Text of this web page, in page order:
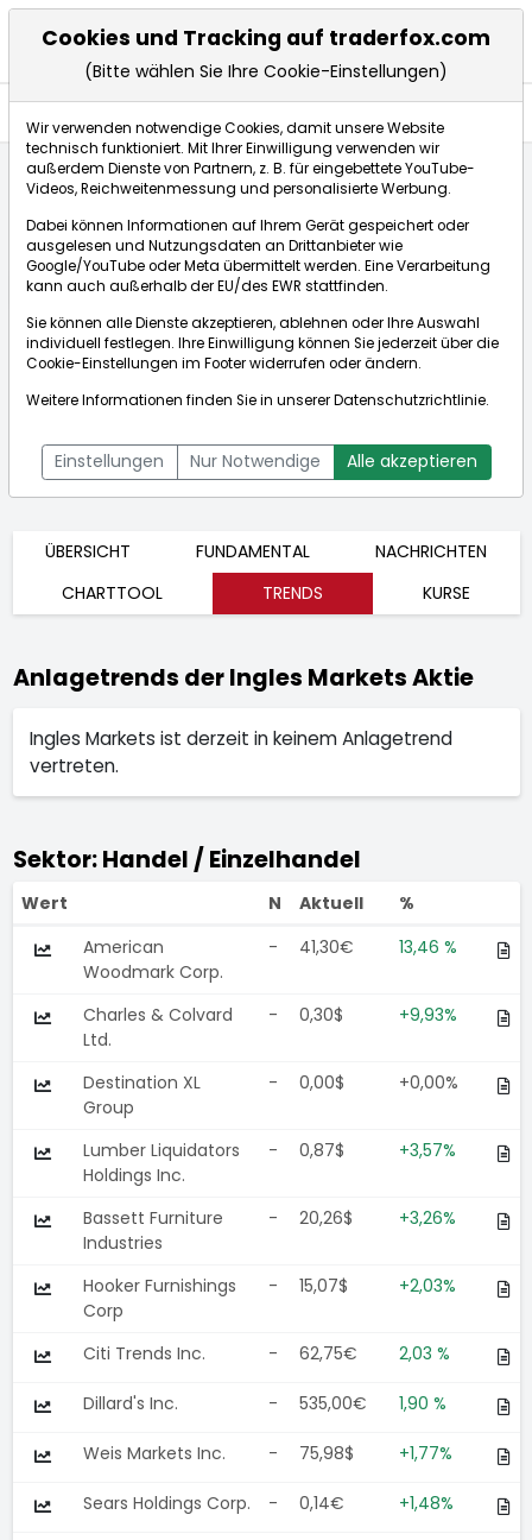
Börse:
US4570301048]
Aktienkurse
Bid:75,000€Ask:75,500€
ÜBERSICHT FUNDAMENTAL
NACHRICHTEN
CHARTTOOL
TRENDS KURSE
Anlagetrends der Ingles Markets Aktie
Ingles Markets ist derzeit in keinem Anlagetrend
vertreten.
Sektor: Handel / Einzelhandel
Wert N Aktuell
%
American
Woodmark Corp.
- 41,30€ 13,46 %
Charles & Colvard
Ltd.
- 0,30$ +9,93%
Destination XL
Group
- 0,00$ +0,00%
Lumber Liquidators
Holdings Inc.
- 0,87$ +3,57%
Bassett Furniture
Industries
- 20,26$ +3,26%
Hooker Furnishings
Corp
- 15,07$ +2,03%
Citi Trends Inc. - 62,75€ 2,03 %
Dillard's Inc. - 535,00€ 1,90 %
Weis Markets Inc. - 75,98$ +1,77%
Sears Holdings Corp. - 0,14€ +1,48%
Cookies und Tracking auf traderfox.com
(Bitte wählen Sie Ihre Cookie-Einstellungen)
Wir verwenden notwendige Cookies, damit unsere Website
technisch funktioniert. Mit Ihrer Einwilligung verwenden wir
außerdem Dienste von Partnern, z. B. für eingebettete YouTube-
Videos, Reichweitenmessung und personalisierte Werbung.
Dabei können Informationen auf Ihrem Gerät gespeichert oder
ausgelesen und Nutzungsdaten an Drittanbieter wie
Google/YouTube oder Meta übermittelt werden. Eine Verarbeitung
kann auch außerhalb der EU/des EWR stattfinden.
Sie können alle Dienste akzeptieren, ablehnen oder Ihre Auswahl
individuell festlegen. Ihre Einwilligung können Sie jederzeit über die
Cookie-Einstellungen im Footer widerrufen oder ändern.
Weitere Informationen finden Sie in unsererDatenschutzrichtlinie.
Einstellungen Nur Notwendige Alle akzeptieren